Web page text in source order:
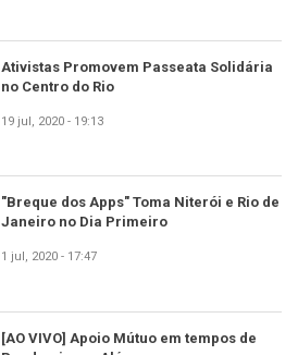
Ativistas Promovem Passeata Solidária
no Centro do Rio
19 jul, 2020 - 19:13
"Breque dos Apps" Toma Niterói e Rio de
Janeiro no Dia Primeiro
1 jul, 2020 - 17:47
[AO VIVO] Apoio Mútuo em tempos de